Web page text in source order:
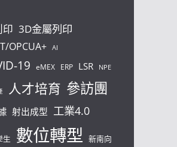
印 3D金屬列印
OPCUA+ AI
19 eMEX ERP LSR NPE
人才培育 參訪團
射出成型 工業4.0
生 數位轉型 新南向